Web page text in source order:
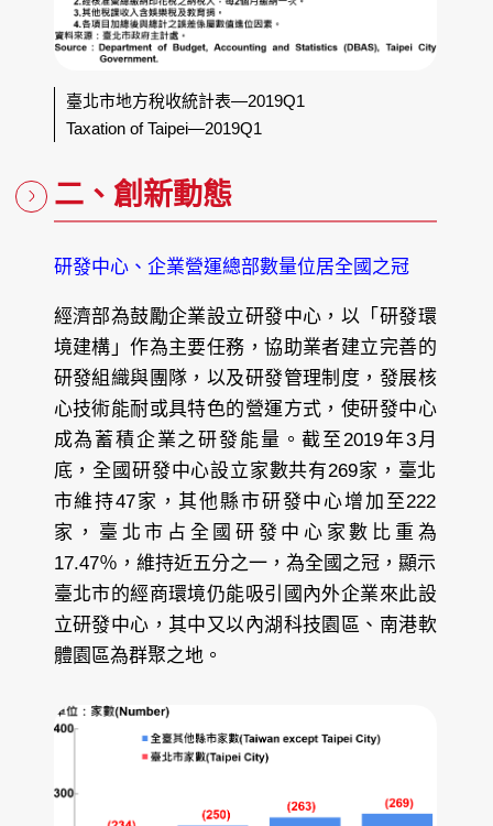
臺北市地方稅收統計表—2019Q1
Taxation of Taipei—2019Q1
二、創新動態
研發中心、企業營運總部數量位居全國之冠
經濟部為鼓勵企業設立研發中心，以「研發環
境建構」作為主要任務，協助業者建立完善的
研發組織與團隊，以及研發管理制度，發展核
心技術能耐或具特色的營運方式，使研發中心
成為蓄積企業之研發能量。截至2019年3月
底，全國研發中心設立家數共有269家，臺北
市維持47家，其他縣市研發中心增加至222
家，臺北市占全國研發中心家數比重為
17.47％，維持近五分之一，為全國之冠，顯示
臺北市的經商環境仍能吸引國內外企業來此設
立研發中心，其中又以內湖科技園區、南港軟
體園區為群聚之地。